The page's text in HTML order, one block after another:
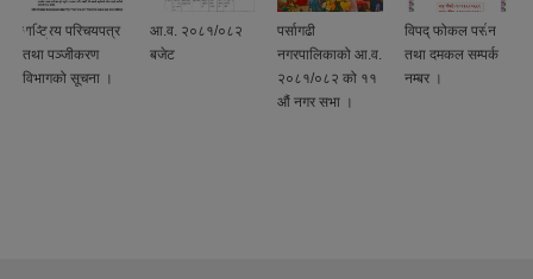
राष्ट्रिय परिचयपत्र
तथा पञ्जीकरण
विभागको सूचना ।
आ.व. २०८१/०८२
बजेट
पर्सागढी
नगरपालिकाको आ.व.
२०८१/०८२ को ११
औं नगर सभा ।
विपद् फोकल पर्सन
तथा दमकल सम्पर्क
नम्बर ।